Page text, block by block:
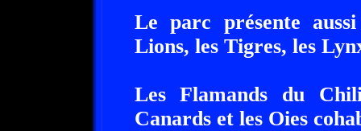
Le parc présente
Lions, les Tigres, les
Les Flamands du
Canards et les Oies